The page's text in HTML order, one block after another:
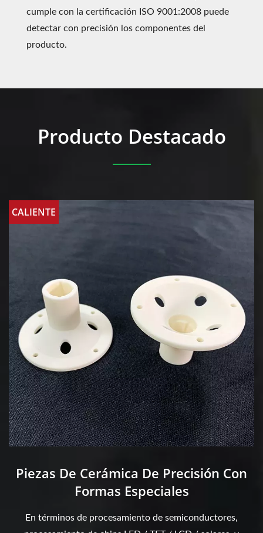
cumple con la certificación ISO 9001:2008 puede
detectar con precisión los componentes del
producto.
Producto Destacado
CALIENTE
Piezas De Cerámica De Precisión Con
Formas Especiales
En términos de procesamiento de semiconductores,